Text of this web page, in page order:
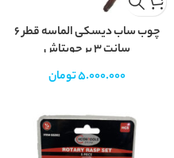
چوب ساب دیسکی الماسه قطر 6
سانت 3 پر چوبتاش
5.000.000تومان